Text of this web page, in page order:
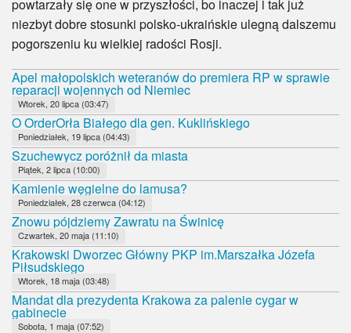
powtarzały się one w przyszłości, bo inaczej i tak już
niezbyt dobre stosunki polsko-ukraińskie ulegną dalszemu
pogorszeniu ku wielkiej radości Rosji.
Apel małopolskich weteranów do premiera RP w sprawie
reparacji wojennych od Niemiec
Wtorek, 20 lipca (03:47)
O OrderOrła Białego dla gen. Kuklińskiego
Poniedziałek, 19 lipca (04:43)
Szuchewycz poróżnił da miasta
Piątek, 2 lipca (10:00)
Kamienie węgielne do lamusa?
Poniedziałek, 28 czerwca (04:12)
Znowu pójdziemy Zawratu na Świnicę
Czwartek, 20 maja (11:10)
Krakowski Dworzec Główny PKP im.Marszałka Józefa
Piłsudskiego
Wtorek, 18 maja (03:48)
Mandat dla prezydenta Krakowa za palenie cygar w
gabinecie
Sobota, 1 maja (07:52)